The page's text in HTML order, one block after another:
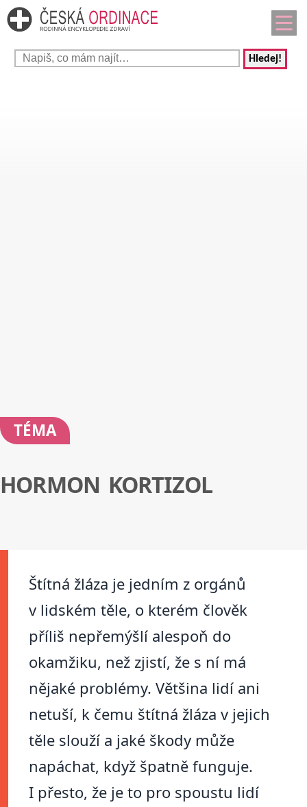
Hledej!
TÉMA
HORMON KORTIZOL
Štítná žláza je jedním z orgánů
v lidském těle, o kterém člověk
příliš nepřemýšlí alespoň do
okamžiku, než zjistí, že s ní má
nějaké problémy. Většina lidí ani
netuší, k čemu štítná žláza v jejich
těle slouží a jaké škody může
napáchat, když špatně funguje.
I přesto, že je to pro spoustu lidí